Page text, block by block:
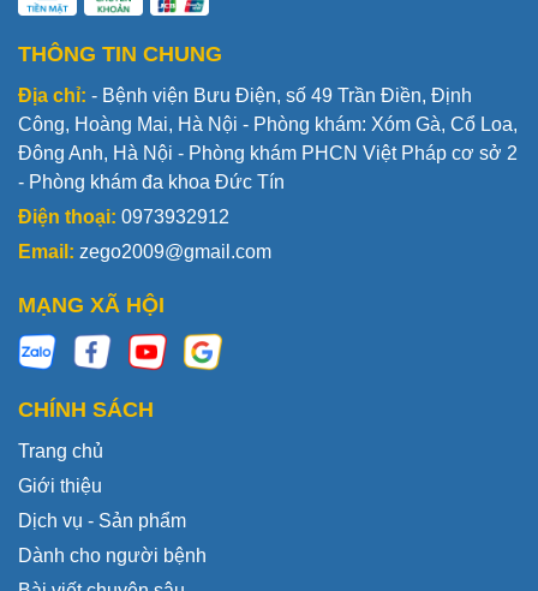
THÔNG TIN CHUNG
Địa chỉ: - Bệnh viện Bưu Điện, số 49 Trần Điền, Định
Công, Hoàng Mai, Hà Nội - Phòng khám: Xóm Gà, Cổ Loa,
Đông Anh, Hà Nội - Phòng khám PHCN Việt Pháp cơ sở 2
- Phòng khám đa khoa Đức Tín
Điện thoại: 0973932912
Email: zego2009@gmail.com
MẠNG XÃ HỘI
CHÍNH SÁCH
Trang chủ
Giới thiệu
Dịch vụ - Sản phẩm
Dành cho người bệnh